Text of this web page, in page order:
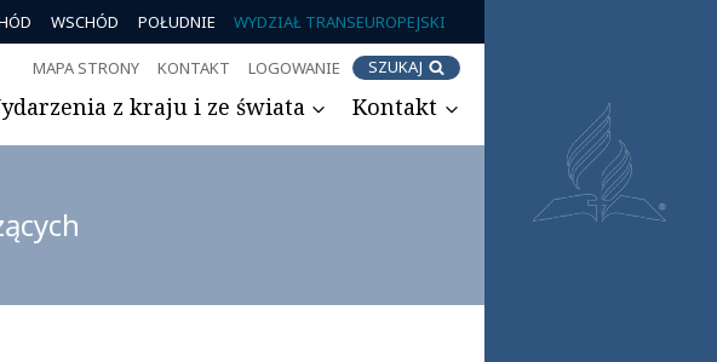
WSCHÓD POŁUDNIE WYDZIAŁ TRANSEUROPEJSKI
MAPA STRONY KONTAKT LOGOWANIE SZUKAJ
z kraju i ze świata Kontakt